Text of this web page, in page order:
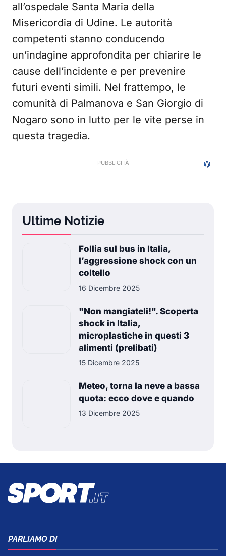
all’ospedale Santa Maria della
Misericordia di Udine. Le autorità
competenti stanno conducendo
un’indagine approfondita per chiarire le
cause dell’incidente e per prevenire
futuri eventi simili. Nel frattempo, le
comunità di Palmanova e San Giorgio di
Nogaro sono in lutto per le vite perse in
questa tragedia.
Ultime Notizie
Follia sul bus in Italia,
l’aggressione shock con un
coltello
16 Dicembre 2025
"Non mangiateli!". Scoperta
shock in Italia,
microplastiche in questi 3
alimenti (prelibati)
15 Dicembre 2025
Meteo, torna la neve a bassa
quota: ecco dove e quando
13 Dicembre 2025
PARLIAMO DI